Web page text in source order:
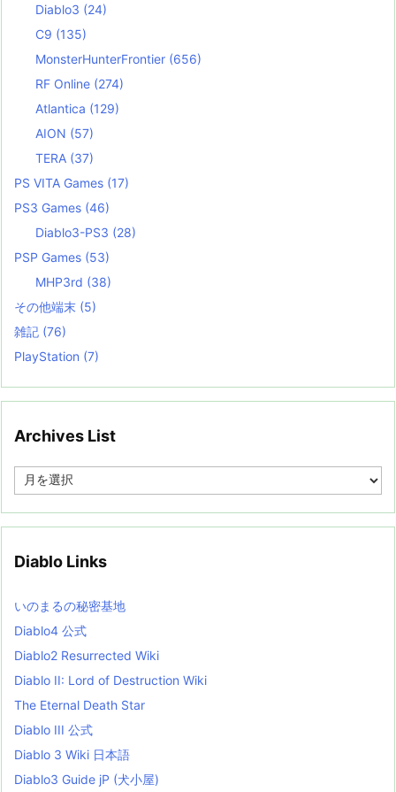
Diablo3 (24)
C9 (135)
MonsterHunterFrontier (656)
RF Online (274)
Atlantica (129)
AION (57)
TERA (37)
PS VITA Games (17)
PS3 Games (46)
Diablo3-PS3 (28)
PSP Games (53)
MHP3rd (38)
その他端末 (5)
雑記 (76)
PlayStation (7)
Archives List
e
i
s
t
Diablo Links
いのまるの秘密基地
Diablo4 公式
Diablo2 Resurrected Wiki
Diablo II: Lord of Destruction Wiki
The Eternal Death Star
Diablo III 公式
Diablo 3 Wiki 日本語
Diablo3 Guide jP (犬小屋)